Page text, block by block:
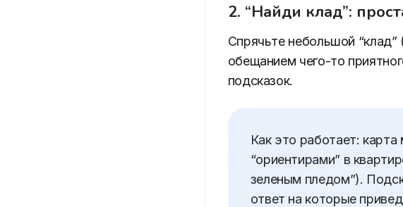
2. “Найди клад”:
Спрячьте небольшой
обещанием чего-то
подсказок.
Как это работает:
“ориентирами” в
зеленым пледом”).
ответ на которые